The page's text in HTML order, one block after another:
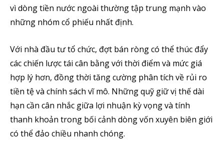
Theo dõi CIG News
Chúng tôi mang lại trải nghiệm thú vị với tin tức nhanh chóng, góc
vì dòng tiền nước ngoài thường tập trung mạnh vào
những nhóm cổ phiếu nhất định.
Với nhà đầu tư tổ chức, đợt bán ròng có thể thúc đẩy
các chiến lược tái cân bằng với thời điểm và mức giá
hợp lý hơn, đồng thời tăng cường phân tích về rủi ro
tiền tệ và chính sách vĩ mô. Những quỹ giữ vị thế dài
hạn cần cân nhắc giữa lợi nhuận kỳ vọng và tính
thanh khoản trong bối cảnh dòng vốn xuyên biên giới
có thể đảo chiều nhanh chóng.